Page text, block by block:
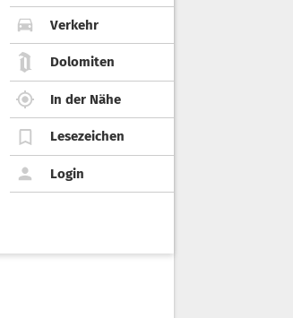
Verkehr
Dolomiten
In der Nähe
Lesezeichen
Login